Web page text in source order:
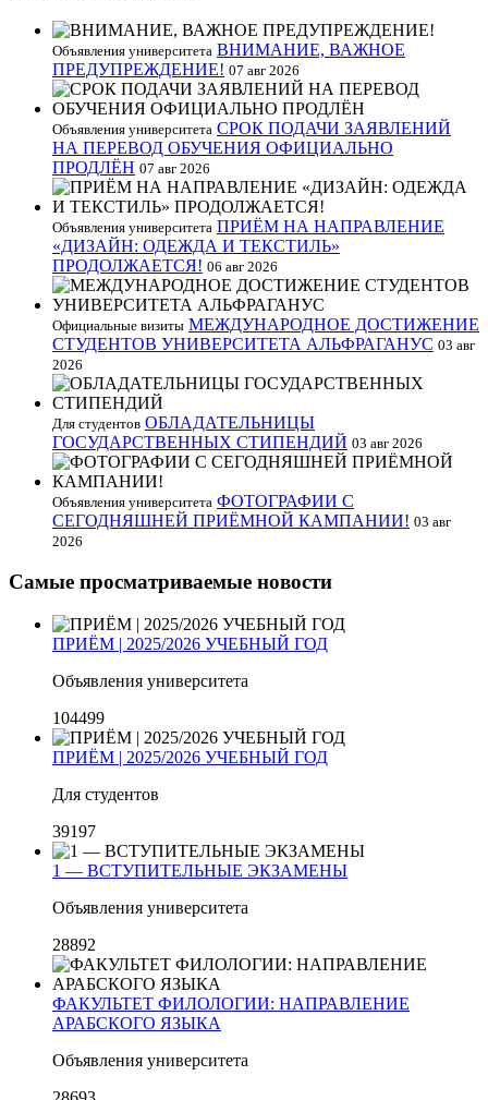
Объявления университета ВНИМАНИЕ, ВАЖНОЕ
ПРЕДУПРЕЖДЕНИЕ! 07 авг 2026
Объявления университета СРОК ПОДАЧИ ЗАЯВЛЕНИЙ
НА ПЕРЕВОД ОБУЧЕНИЯ ОФИЦИАЛЬНО
ПРОДЛЁН 07 авг 2026
Объявления университета ПРИЁМ НА НАПРАВЛЕНИЕ
«ДИЗАЙН: ОДЕЖДА И ТЕКСТИЛЬ»
ПРОДОЛЖАЕТСЯ! 06 авг 2026
Официальные визиты МЕЖДУНАРОДНОЕ ДОСТИЖЕНИЕ
СТУДЕНТОВ УНИВЕРСИТЕТА АЛЬФРАГАНУС 03 авг
2026
Для студентов ОБЛАДАТЕЛЬНИЦЫ
ГОСУДАРСТВЕННЫХ СТИПЕНДИЙ 03 авг 2026
Объявления университета ФОТОГРАФИИ С
СЕГОДНЯШНЕЙ ПРИЁМНОЙ КАМПАНИИ! 03 авг
2026
Самые просматриваемые новости
ПРИЁМ | 2025/2026 УЧЕБНЫЙ ГОД
Объявления университета
104499
ПРИЁМ | 2025/2026 УЧЕБНЫЙ ГОД
Для студентов
39197
1 — ВСТУПИТЕЛЬНЫЕ ЭКЗАМЕНЫ
Объявления университета
28892
ФАКУЛЬТЕТ ФИЛОЛОГИИ: НАПРАВЛЕНИЕ
АРАБСКОГО ЯЗЫКА
Объявления университета